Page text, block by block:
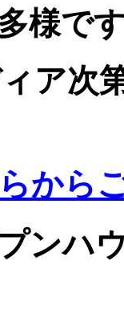
様で
ア次
から
ンハ